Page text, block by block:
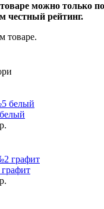
можно только
рейтинг.
товаре.